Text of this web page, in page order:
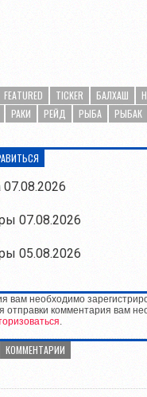
FEATURED TICKER БАЛХАШ
РАКИ РЕЙД РЫБА РЫБАК
07.08.2026
05.08.2026
вам необходимо
отправки комментария вам
.
КОММЕНТАРИИ